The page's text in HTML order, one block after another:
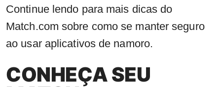
Continue lendo para mais dicas do
Match.com sobre como se manter seguro
ao usar aplicativos de namoro.
CONHEÇA SEU